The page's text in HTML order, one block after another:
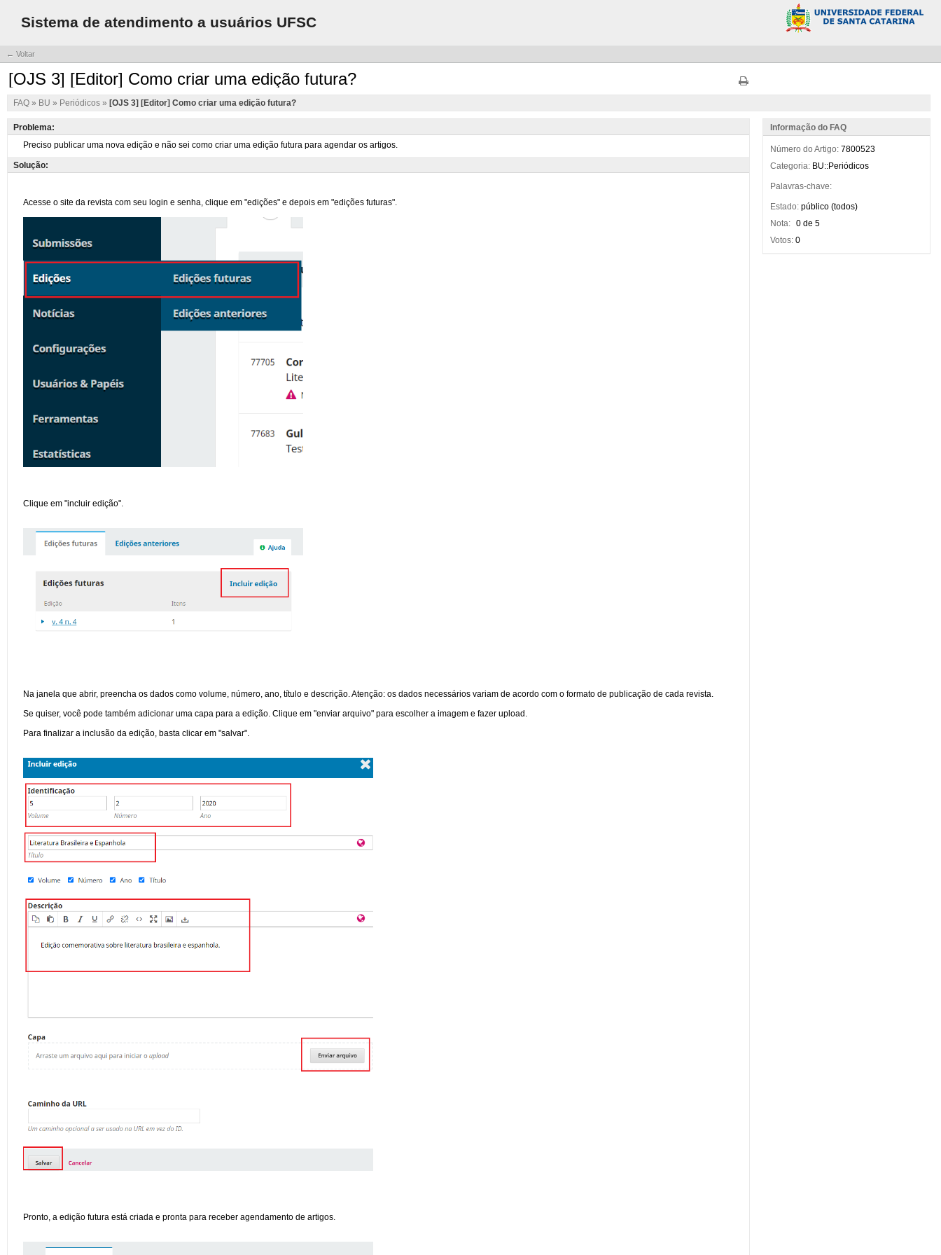
Sistema de atendimento a usuários UFSC
← Voltar
[OJS 3] [Editor] Como criar uma edição futura?
FAQ » BU » Periódicos » [OJS 3] [Editor] Como criar uma edição futura?
Problema:
Solução:
Informação do FAQ
Número do Artigo: 7800523
Categoria: BU::Periódicos
Palavras-chave:
Estado: público (todos)
Nota: 0 de 5
Votos: 0